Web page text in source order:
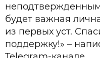
будет важная
из первых уст.
поддержку!» –